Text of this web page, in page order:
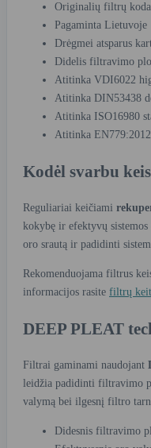
Originalių filtrų
Pagaminta Lietuvoje
Drėgmei atsparus
Didelis filtravimo
Atitinka VDI6022
Atitinka DIN53438
Atitinka ISO16980
Atitinka EN779:2012
Kodėl svarbu
Reguliariai keičiami
kokybę ir efektyvų sistemos
oro srautą ir padidinti
Rekomenduojama filtrus
informacijos rasite filtrų
DEEP PLEAT
Filtrai gaminami naudojant
leidžia padidinti filtravimo
valymą bei ilgesnį filtro
Didesnis filtravimo